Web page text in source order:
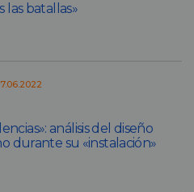
las batallas»
análisis del diseño
durante su «instalación»